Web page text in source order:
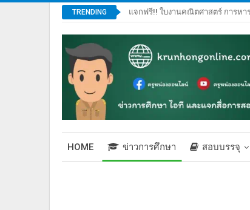
TRENDING แจกฟรี!! ใบงานคณิตศาสตร์ การหา
HOME ข่าวการศึกษา สอบบรรจุ